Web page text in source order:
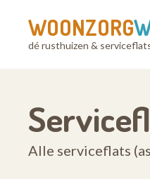
WOONZORG
dé rusthuizen &
Alle serviceflats